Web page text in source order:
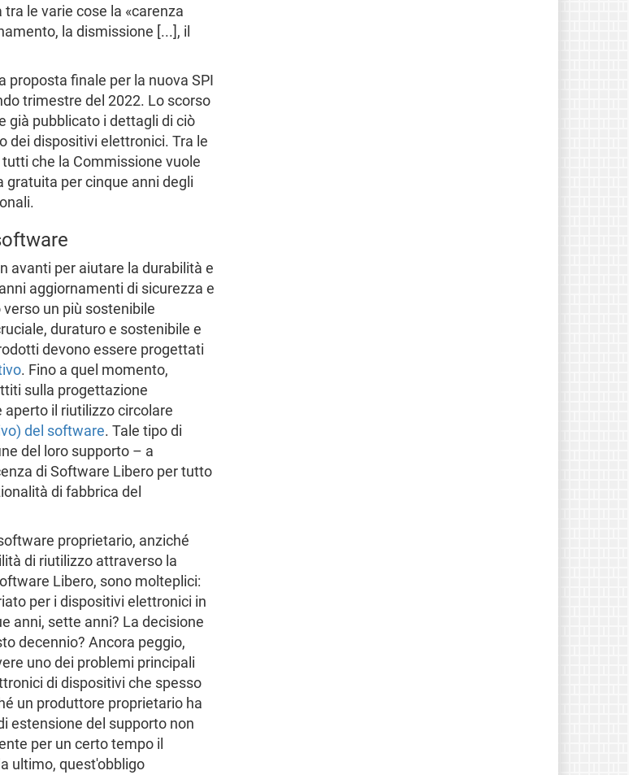
le varie cose la «carenza
la dismissione [...], il
proposta finale per la nuova SPI
trimestre del 2022. Lo scorso
già pubblicato i dettagli di ciò
dei dispositivi elettronici. Tra le
che la Commissione vuole
per cinque anni degli
avanti per aiutare la durabilità e
aggiornamenti di sicurezza e
un più sostenibile
duraturo e sostenibile e
devono essere progettati
. Fino a quel momento,
sulla progettazione
aperto il riutilizzo circolare
del software. Tale tipo di
del loro supporto – a
di Software Libero per tutto
di fabbrica del
proprietario, anziché
di riutilizzo attraverso la
Libero, sono molteplici:
per i dispositivi elettronici in
anni, sette anni? La decisione
decennio? Ancora peggio,
uno dei problemi principali
di dispositivi che spesso
un produttore proprietario ha
estensione del supporto non
per un certo tempo il
ultimo, quest'obbligo